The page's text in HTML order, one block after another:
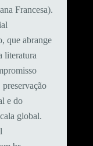
Francesa).
que abrange
literatura
e do
global.